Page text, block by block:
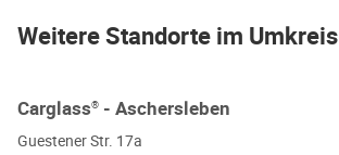
Weitere Standorte im Umkreis
Carglass® - Aschersleben
Guestener Str. 17a